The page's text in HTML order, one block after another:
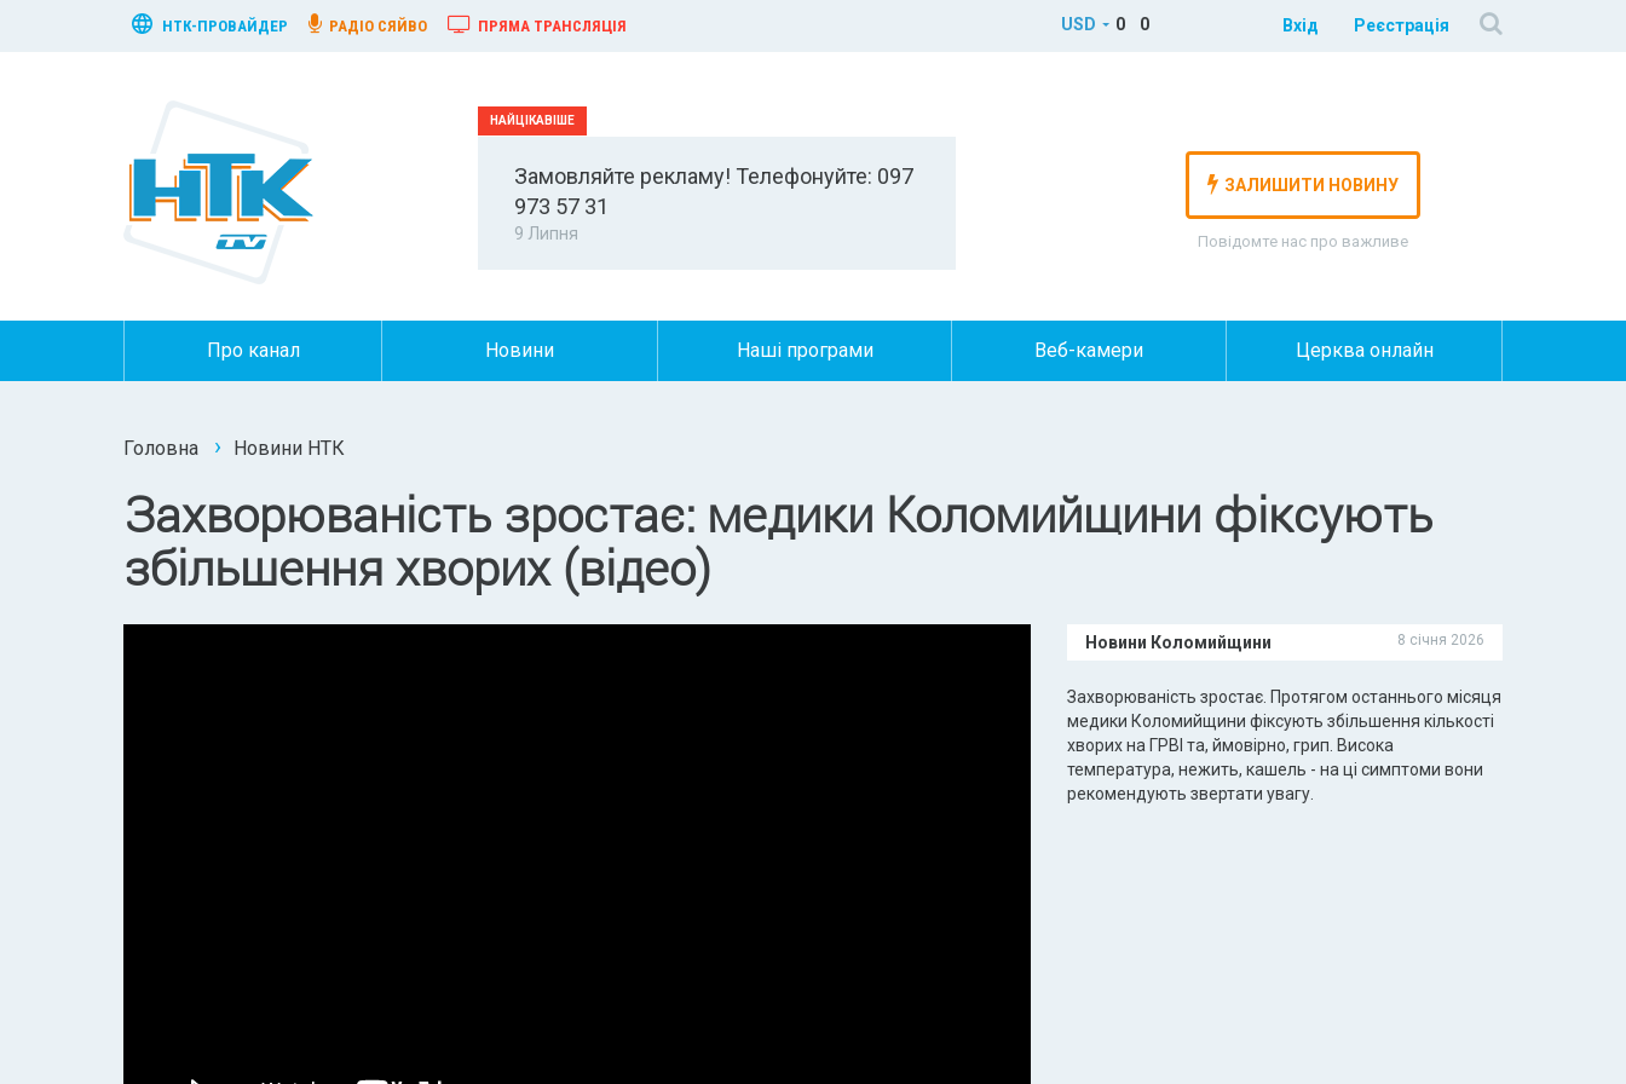
НТК-ПРОВАЙДЕР РАДІО СЯЙВО ПРЯМА ТРАНСЛЯЦІЯ USD 0 0 Вхід Реєстрація
Замовляйте рекламу! Телефонуйте: 097
973 57 31
9 Липня
ЗАЛИШИТИ НОВИНУ
Повідомте нас про важливе
Про канал Новини Наші програми Веб-камери Церква онлайн
Головна Новини НТК
Захворюваність зростає: медики Коломийщини фіксують
збільшення хворих (відео)
Новини Коломийщини 8 січня 2026
Захворюваність зростає. Протягом останнього місяця
медики Коломийщини фіксують збільшення кількості
хворих на ГРВІ та, ймовірно, грип. Висока
температура, нежить, кашель - на ці симптоми вони
рекомендують звертати увагу.